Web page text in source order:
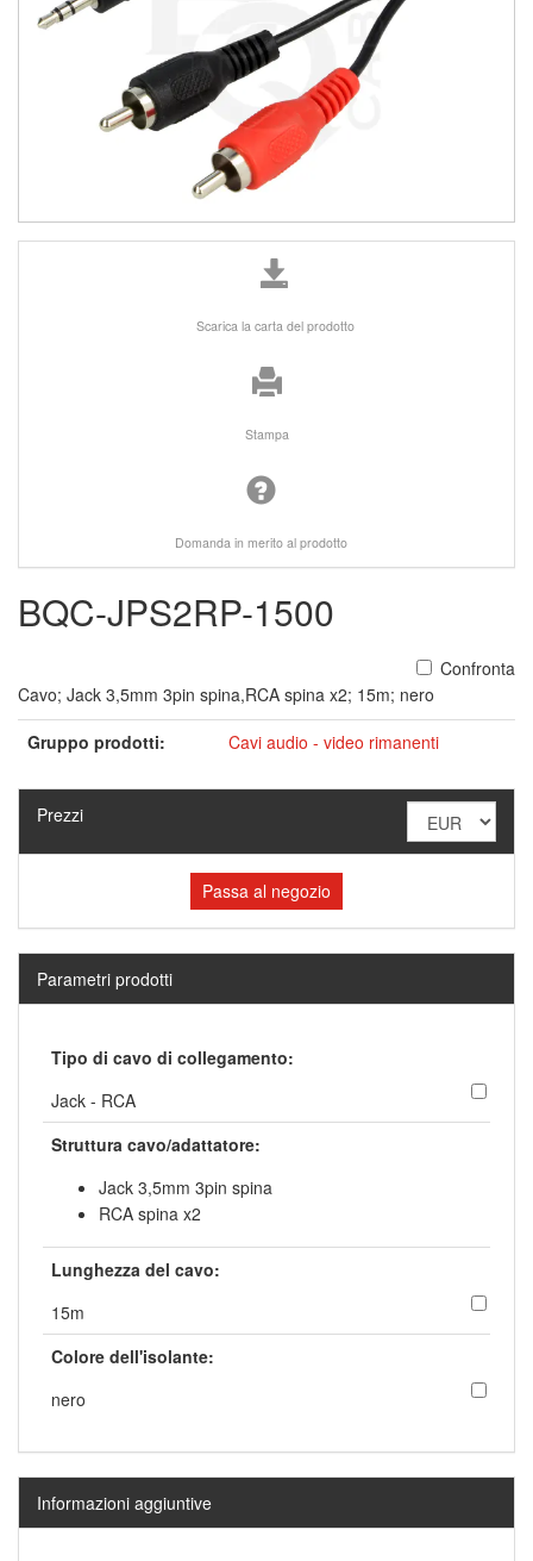
Scarica la carta del prodotto
Stampa
Domanda in merito al prodotto
BQC-JPS2RP-1500
Confronta
Cavo; Jack 3,5mm 3pin spina,RCA spina x2; 15m; nero
Gruppo prodotti:
Cavi audio - video rimanenti
Prezzi
Passa al negozio
Parametri prodotti
Tipo di cavo di collegamento:
Jack - RCA
Struttura cavo/adattatore:
Jack 3,5mm 3pin spina
RCA spina x2
Lunghezza del cavo:
15m
Colore dell'isolante:
nero
Informazioni aggiuntive